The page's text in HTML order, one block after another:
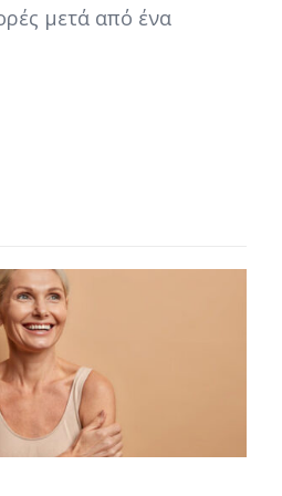
μετά από ένα